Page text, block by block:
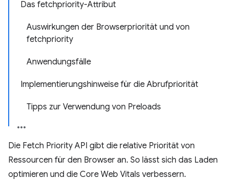
Das fetchpriority-Attribut
Auswirkungen der Browserpriorität und von
fetchpriority
Anwendungsfälle
Implementierungshinweise für die Abrufpriorität
Tipps zur Verwendung von Preloads
Die Fetch Priority API gibt die relative Priorität von
Ressourcen für den Browser an. So lässt sich das Laden
optimieren und die Core Web Vitals verbessern.